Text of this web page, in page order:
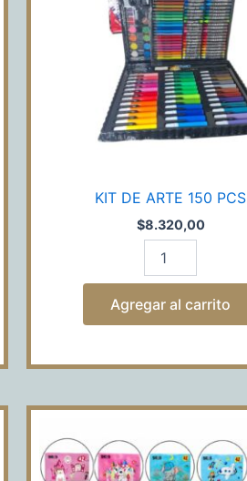
KIT DE ARTE 150 PCS
$8.320,00
Agregar al carrito
ARTE
42